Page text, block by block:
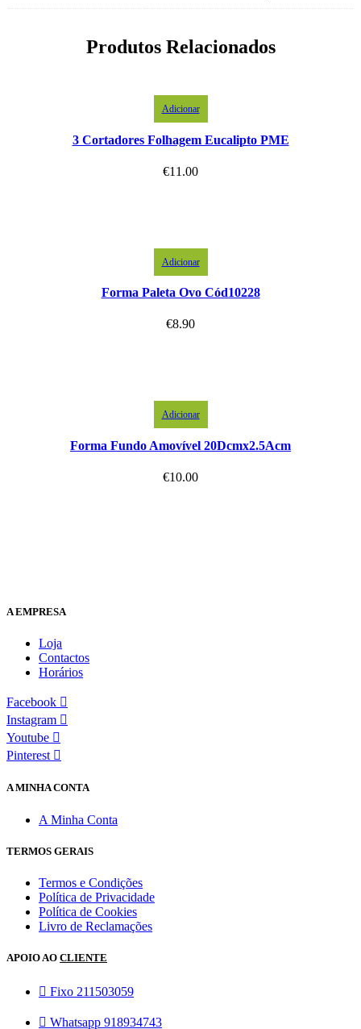
Produtos Relacionados
Adicionar
3 Cortadores Folhagem Eucalipto PME
€11.00
Adicionar
Forma Paleta Ovo Cód10228
€8.90
Adicionar
Forma Fundo Amovível 20Dcmx2.5Acm
€10.00
A EMPRESA
Loja
Contactos
Horários
Facebook
Instagram
Youtube
Pinterest
A MINHA CONTA
A Minha Conta
TERMOS GERAIS
Termos e Condições
Política de Privacidade
Política de Cookies
Livro de Reclamações
APOIO AO CLIENTE
Fixo 211503059
Whatsapp 918934743